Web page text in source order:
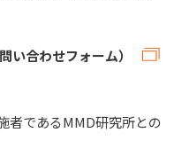
い合わせフォーム）
者であるMMD研究所との